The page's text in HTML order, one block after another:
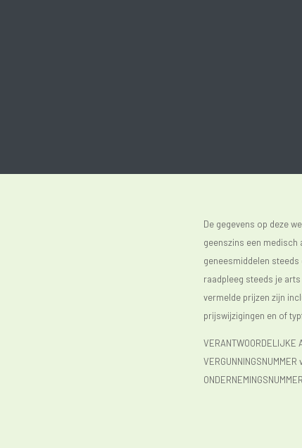
De gegevens op deze
geenszins een medisch
geneesmiddelen
raadpleeg steeds je
vermelde prijzen zijn
prijswijzigingen en of